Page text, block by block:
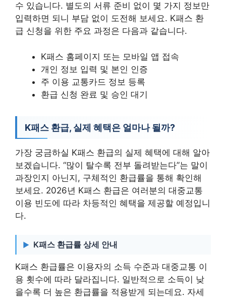
수 있습니다. 별도의 서류 준비 없이 몇 가지 정보만
입력하면 되니 부담 없이 도전해 보세요. K패스 환
급 신청을 위한 주요 과정은 다음과 같습니다.
K패스 홈페이지 또는 모바일 앱 접속
개인 정보 입력 및 본인 인증
주 이용 교통카드 정보 등록
환급 신청 완료 및 승인 대기
K패스 환급, 실제 혜택은 얼마나 될까?
가장 궁금하실 K패스 환급의 실제 혜택에 대해 알아
보겠습니다. “많이 탈수록 전부 돌려받는다”는 말이
과장인지 아닌지, 구체적인 환급률을 통해 확인해
보세요. 2026년 K패스 환급은 여러분의 대중교통
이용 빈도에 따라 차등적인 혜택을 제공할 예정입니
다.
K패스 환급률 상세 안내
K패스 환급률은 이용자의 소득 수준과 대중교통 이
용 횟수에 따라 달라집니다. 일반적으로 소득이 낮
을수록 더 높은 환급률을 적용받게 되는데요. 자세